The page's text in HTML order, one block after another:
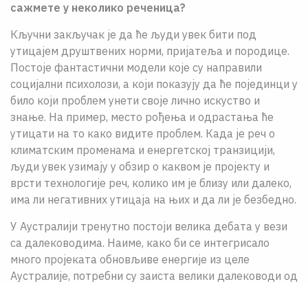
сажмете у неколико реченица?
Кључни закључак је да ће људи увек бити под
утицајем друштвених норми, пријатеља и породице.
Постоје фантастични модели које су направили
социјални психолози, а који показују да ће појединци у
било који проблем унети своје лично искуство и
знање. На пример, место рођења и одрастања ће
утицати на то како видите проблем. Када је реч о
климатским променама и енергетској транзицији,
људи увек узимају у обзир о каквом је пројекту и
врсти технологије реч, колико им је близу или далеко,
има ли негативних утицаја на њих и да ли је безбедно.
У Аустралији тренутно постоји велика дебата у вези
са далеководима. Наиме, како би се интегрисало
много пројеката обновљиве енергије из целе
Аустралије, потребни су заиста велики далеководи од